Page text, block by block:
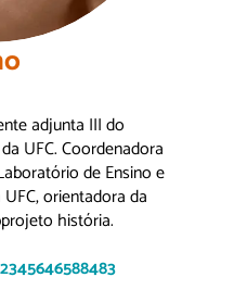
adjunta III do
UFC. Coordenadora
de Ensino e
orientadora da
história.